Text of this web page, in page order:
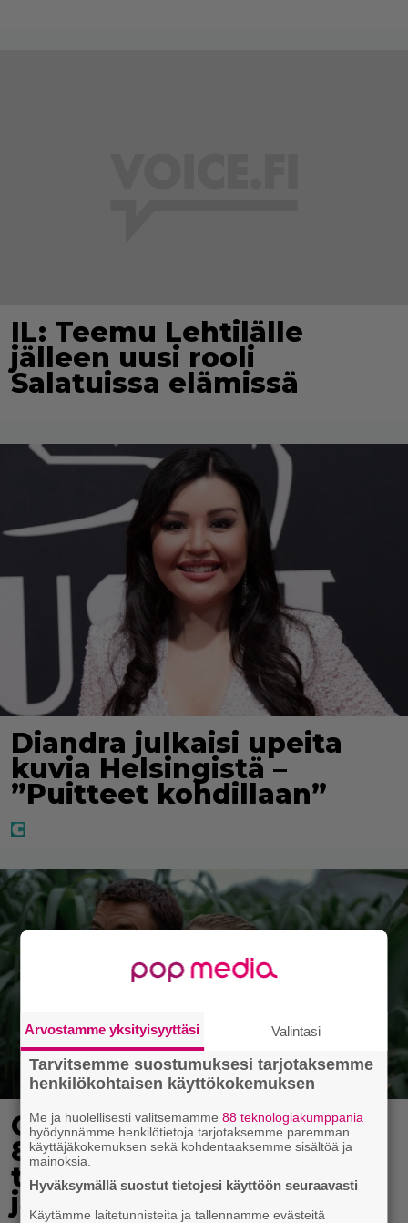
IL: Teemu Lehtilälle
jälleen uusi rooli
Salatuissa elämissä
Diandra julkaisi upeita
kuvia Helsingistä –
”Puitteet kohdillaan”
Ohjaaja lähti kalppimaan
870 miljoonaa dollaria
tuottaneen elokuvan
jatko-osasta
Arvostamme yksityisyyttäsi Valintasi
Tarvitsemme suostumuksesi tarjotaksemme
henkilökohtaisen käyttökokemuksen
Me ja huolellisesti valitsemamme88 teknologiakumppania
hyödynnämme henkilötietoja tarjotaksemme paremman
käyttäjäkokemuksen sekä kohdentaaksemme sisältöä ja
mainoksia.
Hyväksymällä suostut tietojesi käyttöön seuraavasti
Käytämme laitetunnisteita ja tallennamme evästeitä